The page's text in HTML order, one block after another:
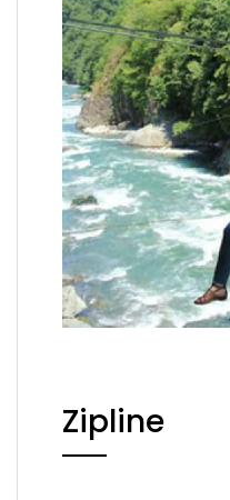
Zipline